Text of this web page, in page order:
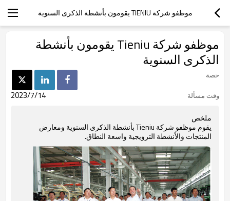
موظفو شركة TIENIU يقومون بأنشطة الذكرى السنوية
موظفو شركة Tieniu يقومون بأنشطة
الذكرى السنوية
حصة
وقت مسألة
2023/7/14
ملخص
يقوم موظفو شركة Tieniu بأنشطة الذكرى السنوية ومعارض
المنتجات والأنشطة الترويجية واسعة النطاق.